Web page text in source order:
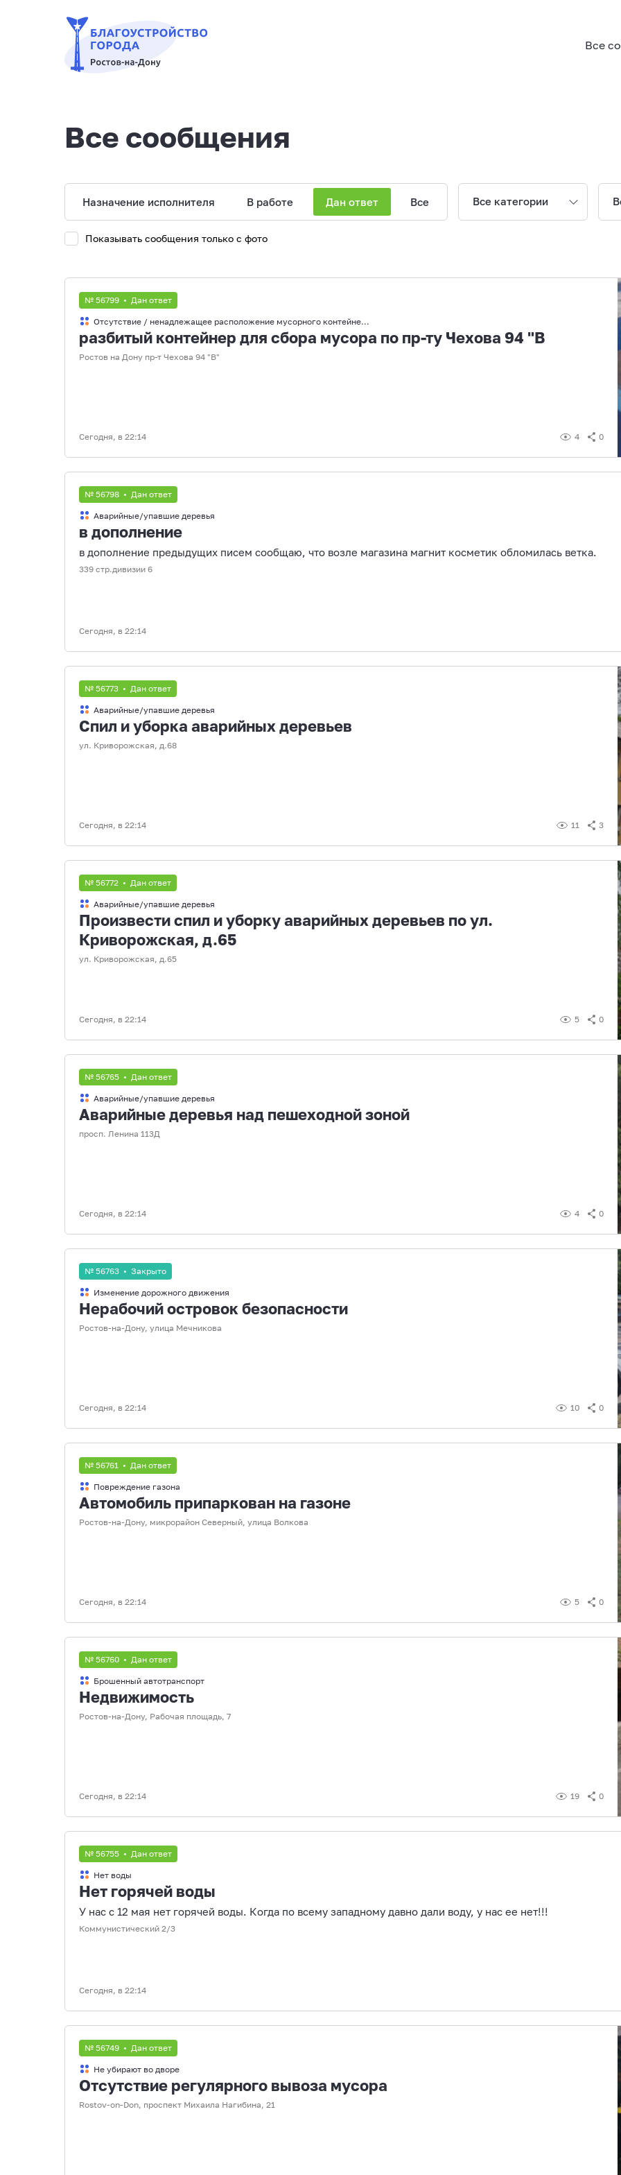
Все
Все сообщения
Назначение исполнителя В работе Дан ответ Все Все категории
Показывать сообщения только с фото
№ 56799 • Дан ответ
Отсутствие / ненадлежащее расположение мусорного контейне...
разбитый контейнер для сбора мусора по пр-ту Чехова 94 "В
Ростов на Дону пр-т Чехова 94 "В"
Сегодня, в 22:14 4 0
№ 56798 • Дан ответ
Аварийные/упавшие деревья
в дополнение
в дополнение предыдущих писем сообщаю, что возле магазина магнит косметик обломилась ветка.
339 стр.дивизии 6
Сегодня, в 22:14
№ 56773 • Дан ответ
Аварийные/упавшие деревья
Спил и уборка аварийных деревьев
ул. Криворожская, д.68
Сегодня, в 22:14 11 3
№ 56772 • Дан ответ
Аварийные/упавшие деревья
Произвести спил и уборку аварийных деревьев по ул.
Криворожская, д.65
ул. Криворожская, д.65
Сегодня, в 22:14 5 0
№ 56765 • Дан ответ
Аварийные/упавшие деревья
Аварийные деревья над пешеходной зоной
просп. Ленина 113Д
Сегодня, в 22:14 4 0
№ 56763 • Закрыто
Изменение дорожного движения
Нерабочий островок безопасности
Ростов-на-Дону, улица Мечникова
Сегодня, в 22:14 10 0
№ 56761 • Дан ответ
Повреждение газона
Автомобиль припаркован на газоне
Ростов-на-Дону, микрорайон Северный, улица Волкова
Сегодня, в 22:14 5 0
№ 56760 • Дан ответ
Брошенный автотранспорт
Недвижимость
Ростов-на-Дону, Рабочая площадь, 7
Сегодня, в 22:14 19 0
№ 56755 • Дан ответ
Нет воды
Нет горячей воды
У нас с 12 мая нет горячей воды. Когда по всему западному давно дали воду, у нас ее нет!!!
Коммунистический 2/3
Сегодня, в 22:14
№ 56749 • Дан ответ
Не убирают во дворе
Отсутствие регулярного вывоза мусора
Rostov-on-Don, проспект Михаила Нагибина, 21